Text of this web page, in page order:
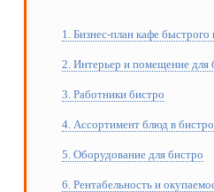
1. Бизнес-план кафе быстрого
2. Интерьер и помещение для
3. Работники бистро
4. Ассортимент блюд в бистро
5. Оборудование для бистро
6. Рентабельность и